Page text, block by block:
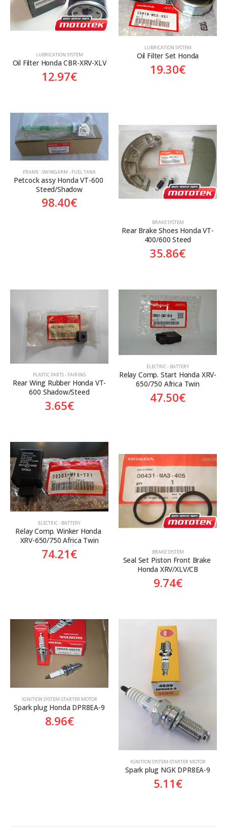
LUBRICATION SYSTEM
Oil Filter Honda CBR-XRV-XLV
12.97€
LUBRICATION SYSTEM
Oil Filter Set Honda
19.30€
FRAME - SWINGARM - FUEL TANK
Petcock assy Honda VT-600
Steed/Shadow
98.40€
BRAKE SYSTEM
Rear Brake Shoes Honda VT-
400/600 Steed
35.86€
PLASTIC PARTS - FAIRING
Rear Wing Rubber Honda VT-
600 Shadow/Steed
3.65€
ELECTRIC - BATTERY
Relay Comp. Start Honda XRV-
650/750 Africa Twin
47.50€
ELECTRIC - BATTERY
Relay Comp. Winker Honda
XRV-650/750 Africa Twin
74.21€ BRAKE SYSTEM
Seal Set Piston Front Brake
Honda XRV/XLV/CB
9.74€
ΙGNITION SYSTEM-STARTER MOTOR
Spark plug Honda DPR8EA-9
8.96€
ΙGNITION SYSTEM-STARTER MOTOR
Spark plug NGK DPR8EA-9
5.11€